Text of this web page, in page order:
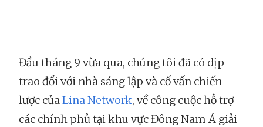
Đầu tháng 9 vừa qua, chúng tôi đã có dịp
trao đổi với nhà sáng lập và cố vấn chiến
lược củaLina Network, về công cuộc hỗ trợ
các chính phủ tại khu vực Đông Nam Á giải